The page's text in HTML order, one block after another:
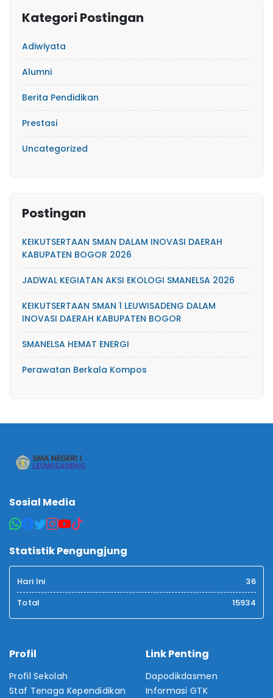
Kategori Postingan
Adiwiyata
Alumni
Berita Pendidikan
Prestasi
Uncategorized
Postingan
KEIKUTSERTAAN SMAN DALAM INOVASI DAERAH
KABUPATEN BOGOR 2026
JADWAL KEGIATAN AKSI EKOLOGI SMANELSA 2026
KEIKUTSERTAAN SMAN 1 LEUWISADENG DALAM
INOVASI DAERAH KABUPATEN BOGOR
SMANELSA HEMAT ENERGI
Perawatan Berkala Kompos
Sosial Media
Statistik Pengungjung
Hari Ini
36
Total
15934
Profil
Profil Sekolah
Staf Tenaga Kependidikan
Link Penting
Dapodikdasmen
Informasi GTK